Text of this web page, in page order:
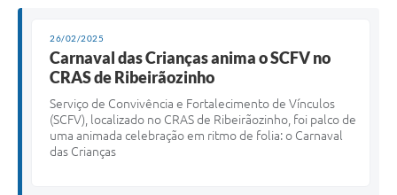
26/02/2025
Carnaval das Crianças anima o SCFV no
CRAS de Ribeirãozinho
Serviço de Convivência e Fortalecimento de Vínculos
(SCFV), localizado no CRAS de Ribeirãozinho, foi palco de
uma animada celebração em ritmo de folia: o Carnaval
das Crianças